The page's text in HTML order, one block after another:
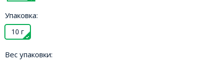
Упаковка:
10 г
Вес упаковки: